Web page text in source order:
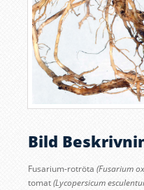
Bild
Fusarium-rotröta (Fusarium
tomat(Lycopersicum